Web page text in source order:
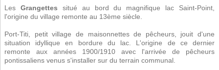
LesGrangettes situé au bord du magnifique lac Saint-Point,
l'origine du village remonte au 13ème siècle.
Port-Titi, petit village de maisonnettes de pêcheurs, jouit d'une
situation idyllique en bordure du lac. L'origine de ce dernier
remonte aux années 1900/1910 avec l'arrivée de pêcheurs
pontissaliens venus s'installer sur du terrain communal.